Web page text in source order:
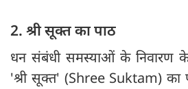
2. श्री सूक्त का पाठ
धन संबंधी समस्याओं के निवारण
'श्री सूक्त' (Shree Suktam) का